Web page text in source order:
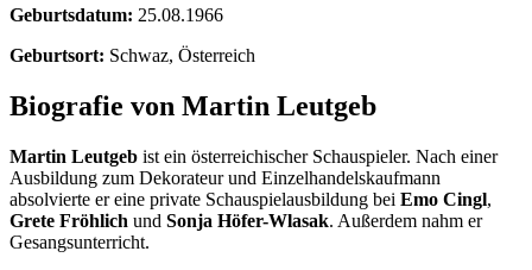
Geburtsdatum: 25.08.1966
Geburtsort: Schwaz, Österreich
Biografie von Martin Leutgeb
Martin Leutgeb ist ein österreichischer Schauspieler. Nach einer
Ausbildung zum Dekorateur und Einzelhandelskaufmann
absolvierte er eine private Schauspielausbildung bei Emo Cingl,
Grete Fröhlich und Sonja Höfer-Wlasak. Außerdem nahm er
Gesangsunterricht.